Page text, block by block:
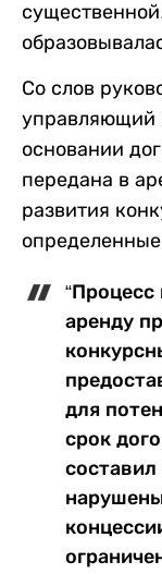
Со слов
управляющий
основании
передана в
развития
“Процесс
аренду
для
срок